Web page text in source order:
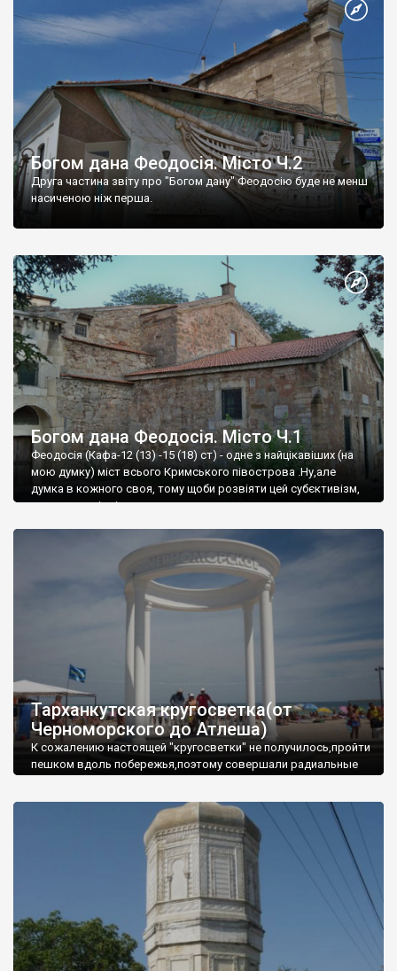
Богом дана Феодосія. Місто Ч.2
Друга частина звіту про "Богом дану" Феодосію буде не менш
насиченою ніж перша.
Богом дана Феодосія. Місто Ч.1
Феодосія (Кафа-12 (13) -15 (18) ст) - одне з найцікавіших (на
мою думку) міст всього Кримського півострова .Ну,але
думка в кожного своя, тому щоби розвіяти цей субєктивізм,
запрошую відвідати це
Тарханкутская кругосветка(от
Черноморского до Атлеша)
К сожалению настоящей "кругосветки" не получилось,пройти
пешком вдоль побережья,поэтому совершали радиальные